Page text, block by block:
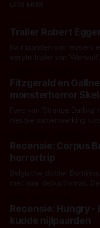
LEES MEER
Trailer Robert
Na maanden van teasers
eerste trailer van
kille stijl vol folklore en
het het al raden?)... de
Fitzgerald en
monsterhorror
Fans van 'Strange
nieuwe samenwerking
'Skeletons', een nieuwe
opnames zijn gestart in
Recensie: Corpus
horrortrip
Belgische dichter
met haar debuutroman.
achtergrond, belooft iets
iets ongrijpbaars. En dat
waar.
Recensie: Hungry -
kudde nijlpaarden